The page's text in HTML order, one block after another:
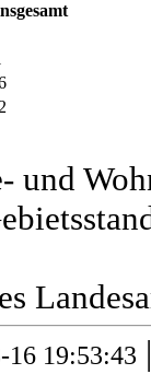
und
16 19:53:43